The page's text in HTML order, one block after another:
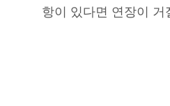
항이 있다면 연장이